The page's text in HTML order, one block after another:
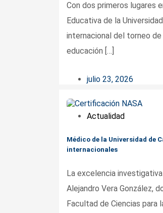
Con dos primeros lugares
Educativa de la
internacional del torneo
educación […]
julio 23, 2026
Actualidad
Médico de la Universidad de
internacionales
La excelencia
Alejandro Vera González,
Facultad de Ciencias para